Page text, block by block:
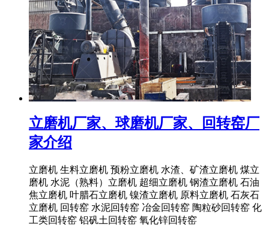
立磨机厂家、球磨机厂家、回转窑厂
家介绍
立磨机 生料立磨机 预粉立磨机 水渣、矿渣立磨机 煤立
磨机 水泥（熟料）立磨机 超细立磨机 钢渣立磨机 石油
焦立磨机 叶腊石立磨机 镍渣立磨机 原料立磨机 石灰石
立磨机 回转窑 水泥回转窑 冶金回转窑 陶粒砂回转窑 化
工类回转窑 铝矾土回转窑 氧化锌回转窑